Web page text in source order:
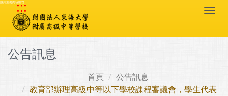
跳到主要內容區塊
:::
公告訊息
首頁
公告訊息
教育部辦理高級中等以下學校課程審議會，學生代表